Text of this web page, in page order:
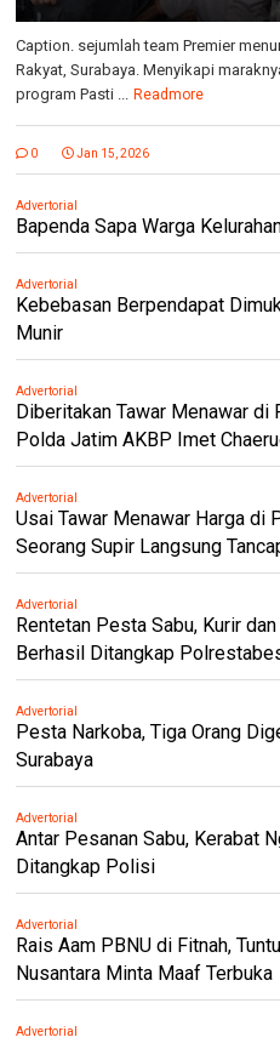
Caption. sejumlah team Premier
Rakyat, Surabaya. Menyikapi
program Pasti ... Readmore
0 Jan 15, 2026
Advertorial
Bapenda Sapa Warga
Advertorial
Kebebasan Berpendapat
Munir
Advertorial
Diberitakan Tawar Menawar di
Polda Jatim AKBP Imet
Advertorial
Usai Tawar Menawar Harga di
Seorang Supir Langsung
Advertorial
Rentetan Pesta Sabu, Kurir
Berhasil Ditangkap
Advertorial
Pesta Narkoba, Tiga Orang
Surabaya
Advertorial
Antar Pesanan Sabu, Kerabat
Ditangkap Polisi
Advertorial
Rais Aam PBNU di Fitnah,
Nusantara Minta Maaf Terbuka
Advertorial